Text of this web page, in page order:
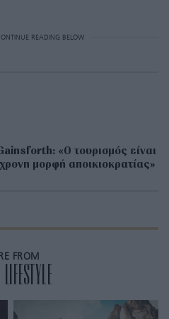
READING BELOW
«Ο τουρισμός είναι
μορφή αποικιοκρατίας»
FROM